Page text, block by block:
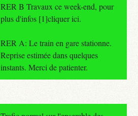
RER B Travaux ce week-end, pour
plus d'infos [1]cliquer ici.
RER A: Le train en gare stationne.
Reprise estimée dans quelques
instants. Merci de patienter.